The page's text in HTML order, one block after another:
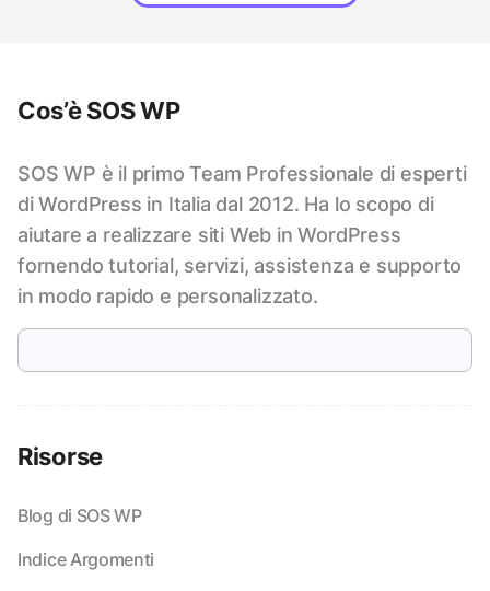
Cos’è SOS WP
SOS WP è il primo Team Professionale di esperti
di WordPress in Italia dal 2012. Ha lo scopo di
aiutare a realizzare siti Web in WordPress
fornendo tutorial, servizi, assistenza e supporto
in modo rapido e personalizzato.
Risorse
Blog di SOS WP
Indice Argomenti